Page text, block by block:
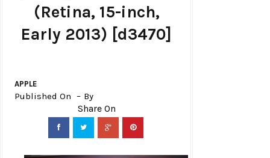
(Retina, 15-inch,
Early 2013) [d3470]
APPLE
Published On By